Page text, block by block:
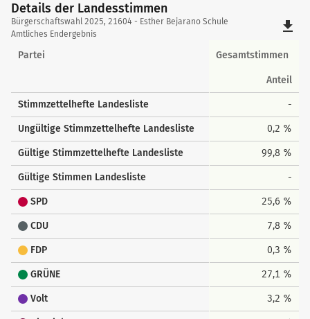
Details der Landesstimmen
Details
der
Landesstimmen
Bürgerschaftswahl 2025, 21604 - Esther Bejarano Schule
Amtliches Endergebnis
file_download
Partei Gesamtstimmen
Anteil
Stimmzettelhefte Landesliste -
Ungültige Stimmzettelhefte Landesliste 0,2 %
Gültige Stimmzettelhefte Landesliste 99,8 %
Gültige Stimmen Landesliste -
SPD 25,6 %
CDU 7,8 %
FDP 0,3 %
GRÜNE 27,1 %
Volt 3,2 %